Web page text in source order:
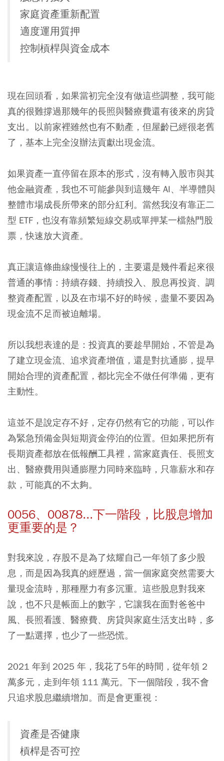
家庭資產重新配置
適度運用質押
控制槓桿與資金成本
現在回頭看，如果當初完全沒有做這些調整，我可能
真的很難撐過那幾年的長照與醫療費還有後來的房貸
支出。以前家裡雖然也有不動產，但屋齡已經很老舊
了，基本上完全沒辦法貢獻出現金流。
如果資產一直停留在原本的形式，沒有轉入股市與其
他金融資產，我也不可能參與到這幾年 AI、半導體與
整體市場成長所帶來的部分紅利。當然我沒有靠正二
型 ETF，也沒有靠頻繁短線交易或單押某一檔熱門股
票，快速放大資產。
真正讓這條曲線慢慢往上的，主要還是幾件看起來很
普通的事情：持續存錢、持續投入、股息再投資、調
整資產配置，以及在市場不好的時候，盡量不要因為
現金流不足而被迫離場。
所以我想表達的是：投資真的要趁早開始，不管是為
了建立現金流、追求資產增值，還是對抗通膨，提早
開始合理的資產配置，都比完全不做任何準備，更有
主動性。
這並不是說定存不好，定存仍然有它的功能，可以作
為緊急預備金與短期資金停泊的位置。但如果把所有
長期資產都放在低報酬工具裡，當家庭責任、長照支
出、醫療費用與通膨壓力同時來臨時，只靠薪水和存
款，可能真的不太夠。
0056、00878...下一階段，比股息增加
更重要的是？
對我來說，存股不是為了炫耀自己一年領了多少股
息，而是因為我真的經歷過，當一個家庭突然需要大
量現金流時，那種壓力有多沉重。這些股息對我來
說，也不只是帳面上的數字，它讓我在面對爸爸中
風、長照看護、醫療費、房貸與家庭生活支出時，多
了一點選擇，也少了一些恐慌。
2021 年到 2025 年，我花了5年的時間，從年領 2
萬多元，走到年領 111 萬元。下一個階段，我不會
只追求股息繼續增加。而是會更重視：
資產是否健康
槓桿是否可控